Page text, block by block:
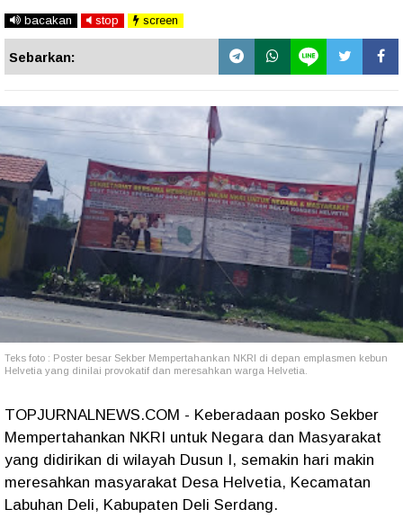
bacakan stop screen
Sebarkan:
Teks foto : Poster besar Sekber Mempertahankan NKRI di depan emplasmen kebun
Helvetia yang dinilai provokatif dan meresahkan warga Helvetia.
TOPJURNALNEWS.COM - Keberadaan posko Sekber
Mempertahankan NKRI untuk Negara dan Masyarakat
yang didirikan di wilayah Dusun I, semakin hari makin
meresahkan masyarakat Desa Helvetia, Kecamatan
Labuhan Deli, Kabupaten Deli Serdang.